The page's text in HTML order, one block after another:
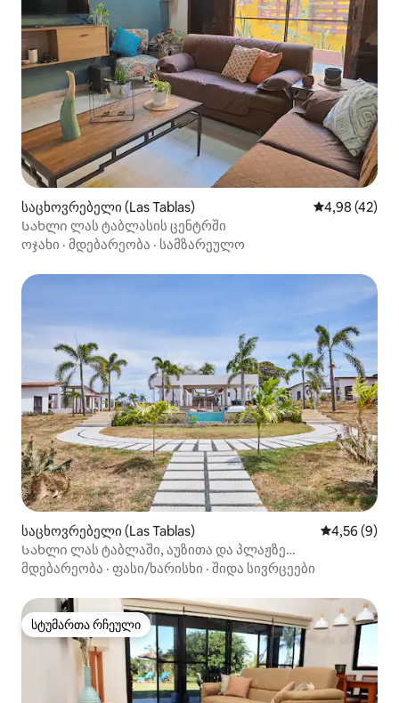
საცხოვრებელი (Las Tablas) საშუალო
4,98 (42)
Სახლი ლას ტაბლასის ცენტრში
ოჯახი · მდებარეობა · სამზარეულო
საცხოვრებელი (Las Tablas) საშუალო
4,56 (9)
Სახლი ლას ტაბლაში, აუზითა და პლაჟზე
გასასვლელით
მდებარეობა · ფასი/ხარისხი · შიდა სივრცეები
სტუმართა რჩეული
სტუმართა რჩეული